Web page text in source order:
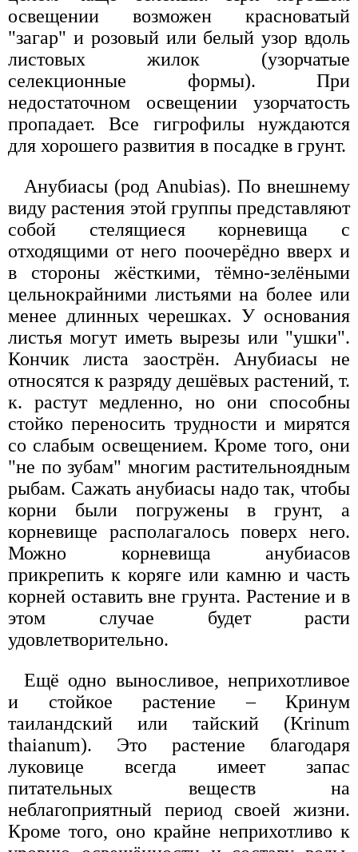
освещении возможен красноватый
"загар" и розовый или белый узор вдоль
листовых жилок (узорчатые
селекционные формы). При
недостаточном освещении узорчатость
пропадает. Все гигрофилы нуждаются
для хорошего развития в посадке в грунт.
Анубиасы (род Anubias). По внешнему
виду растения этой группы представляют
собой стелящиеся корневища с
отходящими от него поочерёдно вверх и
в стороны жёсткими, тёмно-зелёными
цельнокрайними листьями на более или
менее длинных черешках. У основания
листья могут иметь вырезы или "ушки".
Кончик листа заострён. Анубиасы не
относятся к разряду дешёвых растений, т.
к. растут медленно, но они способны
стойко переносить трудности и мирятся
со слабым освещением. Кроме того, они
"не по зубам" многим растительноядным
рыбам. Сажать анубиасы надо так, чтобы
корни были погружены в грунт, а
корневище располагалось поверх него.
Можно корневища анубиасов
прикрепить к коряге или камню и часть
корней оставить вне грунта. Растение и в
этом случае будет расти
удовлетворительно.
Ещё одно выносливое, неприхотливое
и стойкое растение – Кринум
таиландский или тайский (Krinum
thaianum). Это растение благодаря
луковице всегда имеет запас
питательных веществ на
неблагоприятный период своей жизни.
Кроме того, оно крайне неприхотливо к